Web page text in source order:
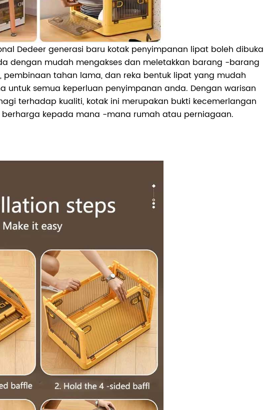
Dedeer generasi baru kotak penyimpanan lipat boleh dibuka
dengan mudah mengakses dan meletakkan barang -barang
tahan lama, dan reka bentuk lipat yang mudah
untuk semua keperluan penyimpanan anda. Dengan warisan
terhadap kualiti, kotak ini merupakan bukti kecemerlangan
kepada mana -mana rumah atau perniagaan.